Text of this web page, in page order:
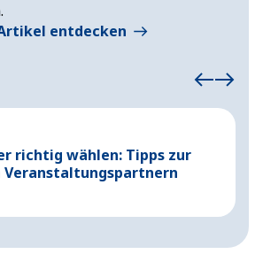
entdecken
richtig wählen: Tipps zur
Veranstaltungspartnern